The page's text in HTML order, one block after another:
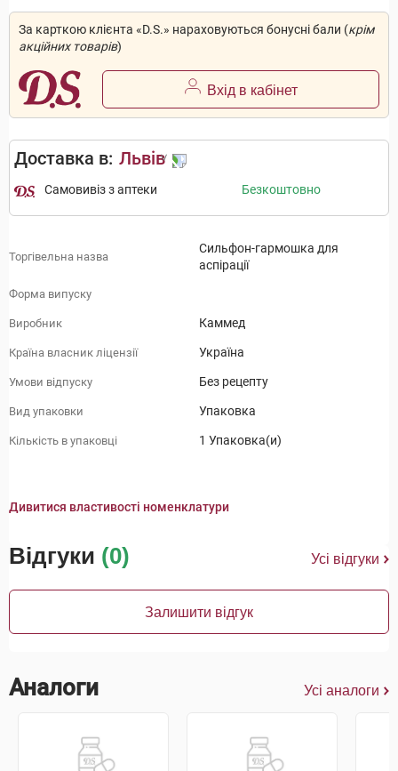
За карткою клієнта «D.S.» нараховуються бонусні бали (крім
акційних товарів)
Вхід в кабінет
Доставка в: Львів
Самовивіз з аптеки Безкоштовно
Торгівельна назва
Сильфон-гармошка для
аспірації
Форма випуску
Виробник Каммед
Країна власник ліцензії Україна
Умови відпуску Без рецепту
Вид упаковки Упаковка
Кількість в упаковці 1 Упаковка(и)
Дивитися властивості номенклатури
Відгуки (0) Усі відгуки
Залишити відгук
Аналоги Усі аналоги